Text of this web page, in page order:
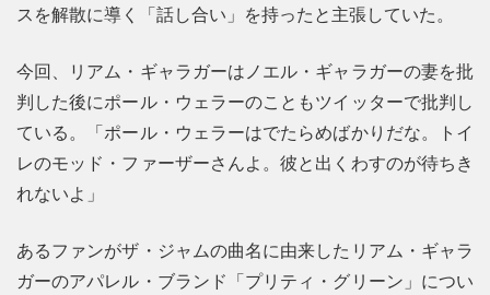
スを解散に導く「話し合い」を持ったと主張していた。
今回、リアム・ギャラガーはノエル・ギャラガーの妻を批
判した後にポール・ウェラーのこともツイッターで批判し
ている。「ポール・ウェラーはでたらめばかりだな。トイ
レのモッド・ファーザーさんよ。彼と出くわすのが待ちき
れないよ」
あるファンがザ・ジャムの曲名に由来したリアム・ギャラ
ガーのアパレル・ブランド「プリティ・グリーン」につい